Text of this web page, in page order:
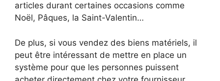
articles durant certaines occasions comme
Noël, Pâques, la Saint-Valentin…
De plus, si vous vendez des biens matériels, il
peut être intéressant de mettre en place un
système pour que les personnes puissent